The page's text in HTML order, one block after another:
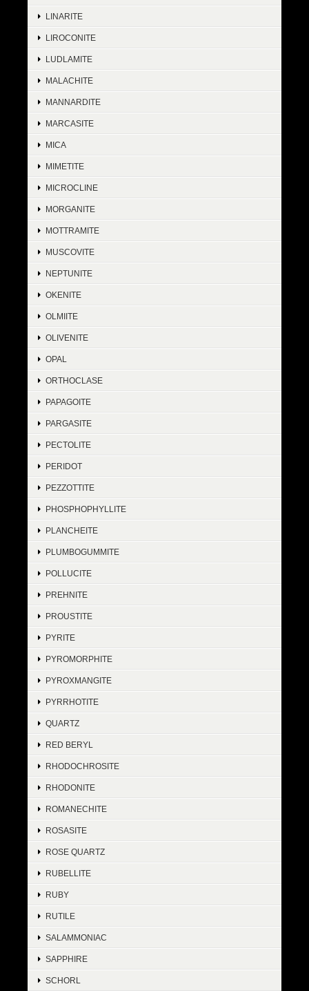
LINARITE
LIROCONITE
LUDLAMITE
MALACHITE
MANNARDITE
MARCASITE
MICA
MIMETITE
MICROCLINE
MORGANITE
MOTTRAMITE
MUSCOVITE
NEPTUNITE
OKENITE
OLMIITE
OLIVENITE
OPAL
ORTHOCLASE
PAPAGOITE
PARGASITE
PECTOLITE
PERIDOT
PEZZOTTITE
PHOSPHOPHYLLITE
PLANCHEITE
PLUMBOGUMMITE
POLLUCITE
PREHNITE
PROUSTITE
PYRITE
PYROMORPHITE
PYROXMANGITE
PYRRHOTITE
QUARTZ
RED BERYL
RHODOCHROSITE
RHODONITE
ROMANECHITE
ROSASITE
ROSE QUARTZ
RUBELLITE
RUBY
RUTILE
SALAMMONIAC
SAPPHIRE
SCHORL